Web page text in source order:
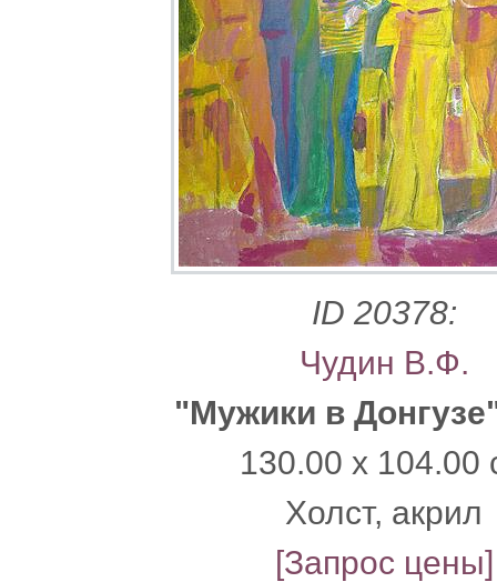
ID 20378:
Чудин В.Ф.
"Мужики в
130.00 x 104.00
Xолст, акрил
[Запрос цены]